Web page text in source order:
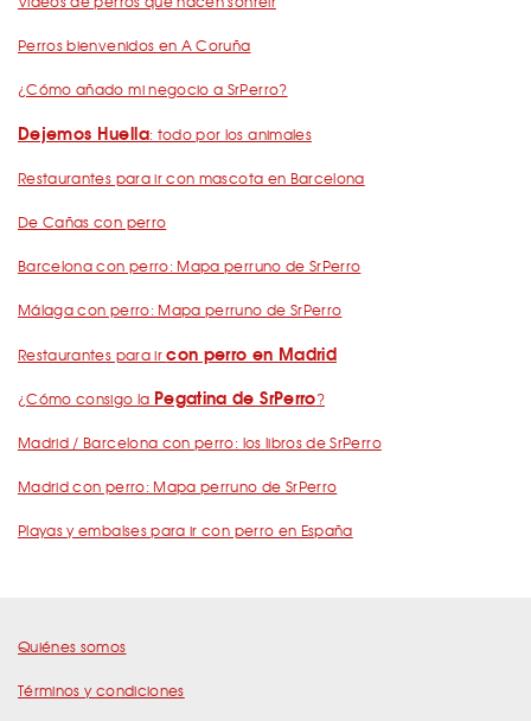
Perros bienvenidos en A Coruña
¿Cómo añado mi negocio a SrPerro?
Dejemos Huella: todo por los animales
Restaurantes para ir con mascota en Barcelona
De Cañas con perro
Barcelona con perro: Mapa perruno de SrPerro
Málaga con perro: Mapa perruno de SrPerro
Restaurantes para ircon perro en Madrid
¿Cómo consigo la Pegatina de SrPerro?
Madrid / Barcelona con perro: los libros de SrPerro
Madrid con perro: Mapa perruno de SrPerro
Playas y embalses para ir con perro en España
Quiénes somos
Términos y condiciones